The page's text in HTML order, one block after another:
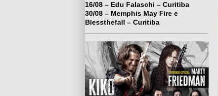
16/08 – Edu Falaschi – Curitiba
30/08 – Memphis May Fire e
Blessthefall – Curitiba